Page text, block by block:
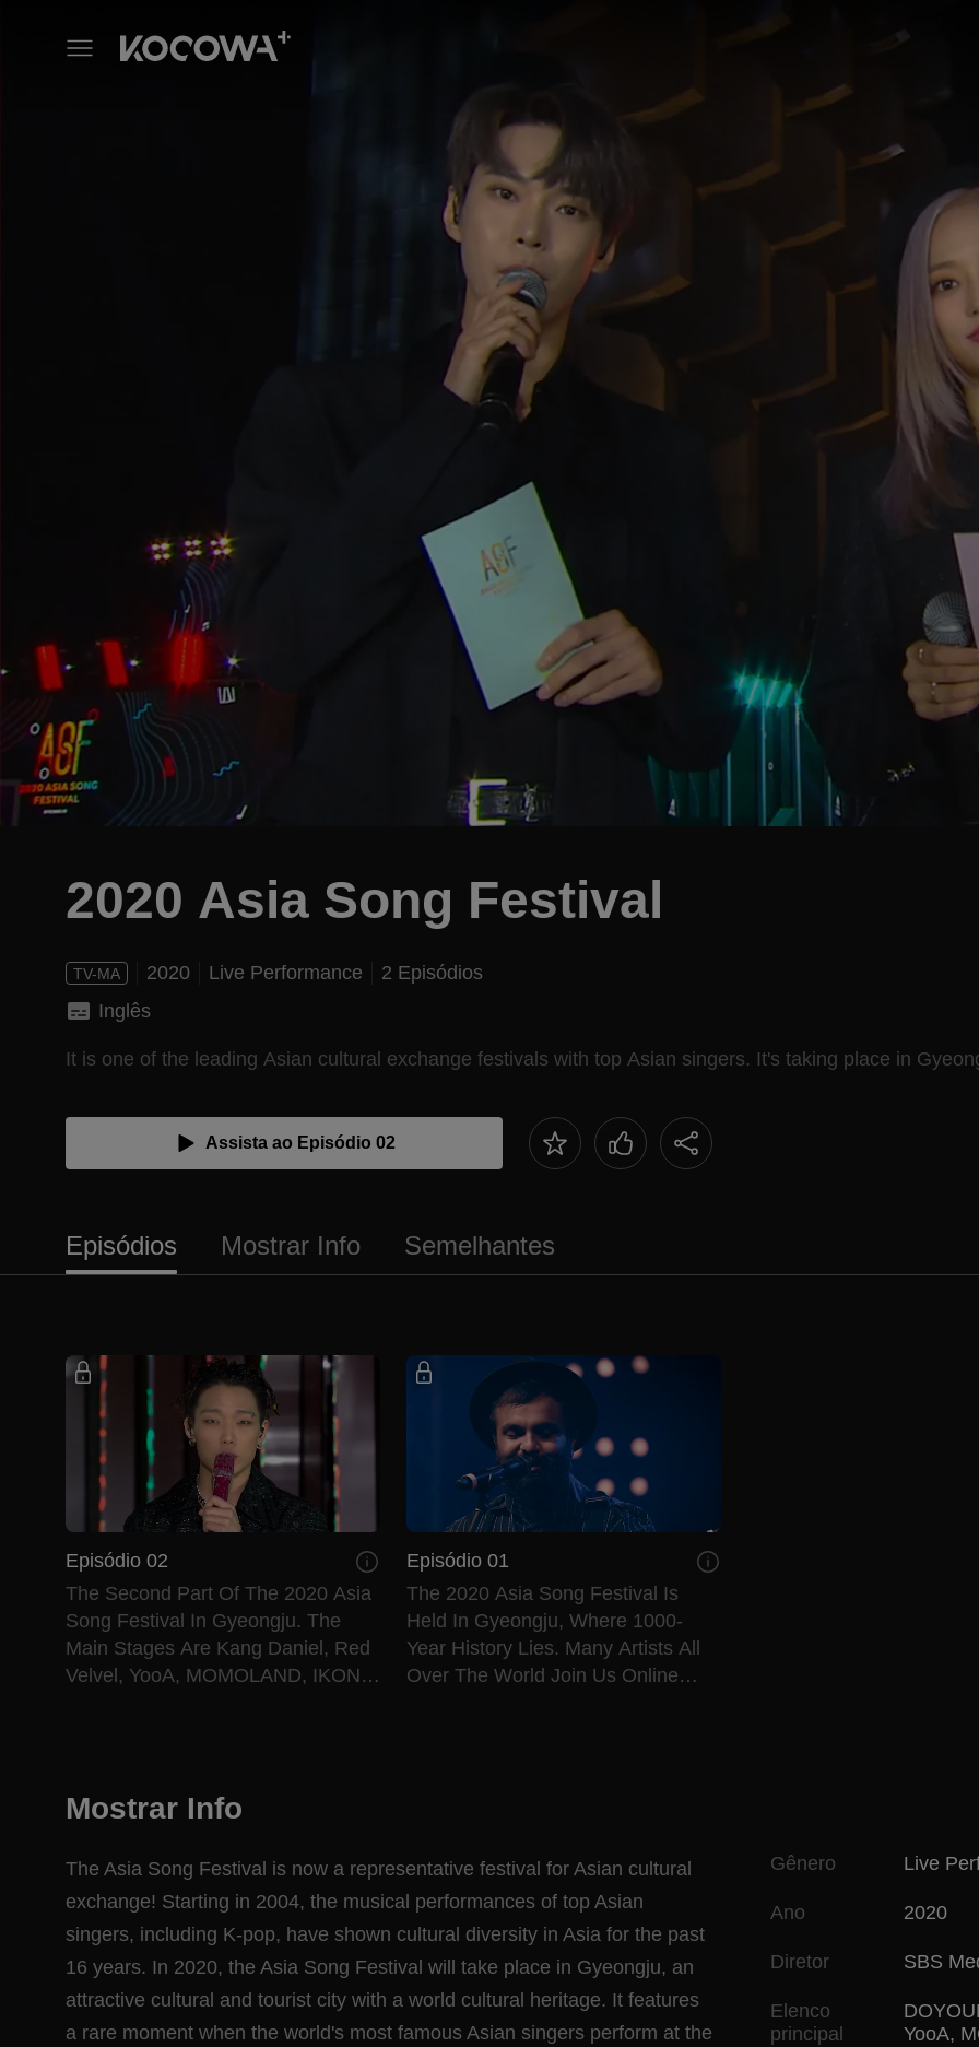
2020 Asia Song Festival
TV-MA 2020 Live Performance
2 Episódios
Inglês
It is one of the leading Asian cultural exchange festivals with top Asian singers. It's taking place in
Assista ao Episódio 02
Episódios Mostrar Info Semelhantes
Episódio 02
The Second Part Of The 2020 Asia
Song Festival In Gyeongju. The
Main Stages Are Kang Daniel, Red
Velvel, YooA, MOMOLAND, IKON,
Episódio 01
The 2020 Asia Song Festival Is
Held In Gyeongju, Where 1000-
Year History Lies. Many Artists All
Over The World Join Us Online
Mostrar Info
The Asia Song Festival is now a representative festival for Asian cultural
exchange! Starting in 2004, the musical performances of top Asian
singers, including K-pop, have shown cultural diversity in Asia for the past
16 years. In 2020, the Asia Song Festival will take place in Gyeongju, an
attractive cultural and tourist city with a world cultural heritage. It features
a rare moment when the world's most famous Asian singers perform at the
Gênero Live
Ano 2020
Diretor SBS
Elenco
principal
YooA,